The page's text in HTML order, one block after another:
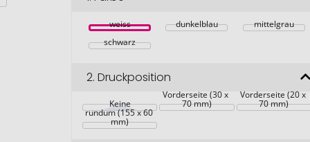
weiss dunkelblau
mittelgrau
schwarz
2.Druckposition
Keine
Vorderseite (30 x
70 mm)
Vorderseite (20 x
70 mm)
rundum (155 x 60
mm)